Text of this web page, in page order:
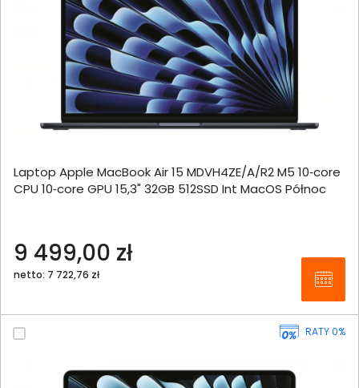
Laptop Apple MacBook Air 15 MDVH4ZE/A/R2 M5 10‑core
CPU 10‑core GPU 15,3" 32GB 512SSD Int MacOS Północ
9 499,00 zł
netto: 7 722,76 zł
RATY 0%